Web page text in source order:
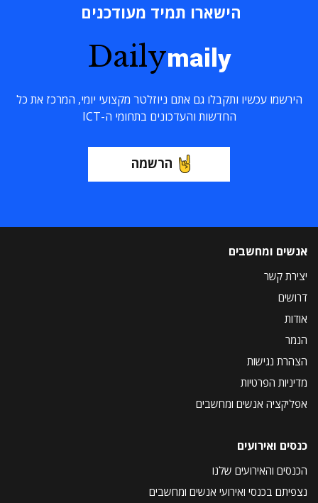
הישארו תמיד מעודכנים
Dailymaily
הירשמו עכשיו ותקבלו גם אתם ניוזלטר מקצועי יומי, המרכז את כל
החדשות והעדכונים בתחומי ה-ICT
הרשמה
אנשים ומחשבים
יצירת קשר
דרושים
אודות
הנמר
הצהרת נגישות
מדיניות הפרטיות
אפליקציה אנשים ומחשבים
כנסים ואירועים
הכנסים והאירועים שלנו
נצפיתם בכנסי ואירועי אנשים ומחשבים